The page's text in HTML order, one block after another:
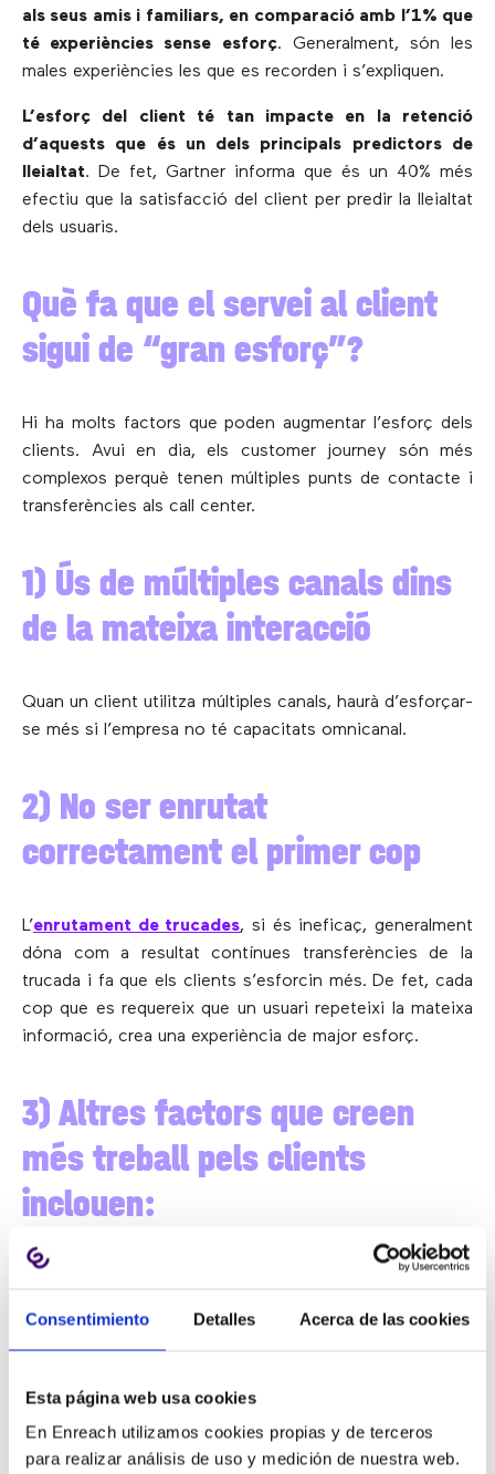
Consentimiento Detalles Acerca de las cookies
Esta página web usa cookies
En Enreach utilizamos cookies propias y de terceros
para realizar análisis de uso y medición de nuestra web.
als seus amis i familiars, en comparació amb l’1% que
té experiències sense esforç. Generalment, són les
males experiències les que es recorden i s’expliquen.
L’esforç del client té tan impacte en la retenció
d’aquests que és un dels principals predictors de
lleialtat. De fet, Gartner informa que és un 40% més
efectiu que la satisfacció del client per predir la lleialtat
dels usuaris.
Què fa que el servei al client
sigui de “gran esforç”?
Hi ha molts factors que poden augmentar l’esforç dels
clients. Avui en dia, els customer journey són més
complexos perquè tenen múltiples punts de contacte i
transferències als call center.
1) Ús de múltiples canals dins
de la mateixa interacció
Quan un client utilitza múltiples canals, haurà d’esforçar-
se més si l’empresa no té capacitats omnicanal.
2) No ser enrutat
correctament el primer cop
L’enrutament de trucades, si és ineficaç, generalment
dóna com a resultat contínues transferències de la
trucada i fa que els clients s’esforcin més. De fet, cada
cop que es requereix que un usuari repeteixi la mateixa
informació, crea una experiència de major esforç.
3) Altres factors que creen
més treball pels clients
inclouen:
Eines d’autoservei ineficaces (o inexistents).